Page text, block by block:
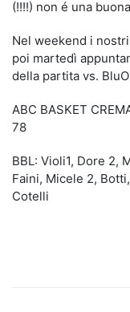
(!!!!) non é una
Nel weekend i
poi martedì
della partita vs.
ABC BASKET
78
BBL: Violi1, Dore 2,
Faini, Micele 2,
Cotelli